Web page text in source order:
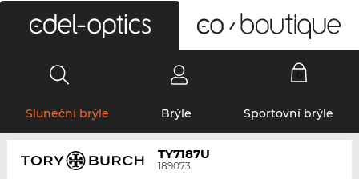
Sluneční brýle Brýle Sportovní brýle
TY7187U
189073